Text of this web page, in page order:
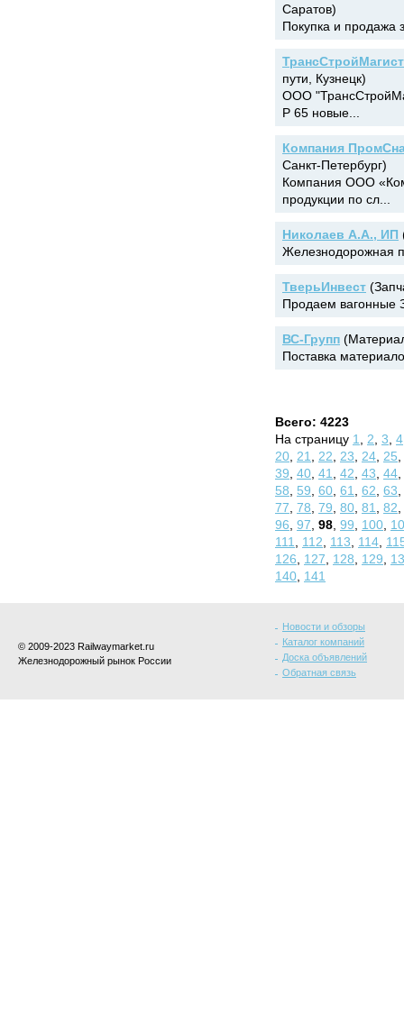
Саратов)
Покупка и продажа
пути, Кузнецк)
ООО
Р 65 новые...
Компания
Санкт-Петербург)
Компания ООО
продукции по сл...
Николаев А.А., ИП
Железнодорожная
ТверьИнвест
Продаем вагонные
ВС-Групп
Поставка
Всего: 4223
На страницу 1 2 3 4
20 21 22 23 24 25
39 40 41 42 43 44
58
59 60 61 62 63
77 78 79 80 81 82
96 97 98 99 100
111
112 113 114
126
127 128 129
140 141
© 2009-2023 Railwaymarket.ru
Железнодорожный рынок России
Новости и обзоры
Каталог компаний
Доска объявлений
Обратная связь